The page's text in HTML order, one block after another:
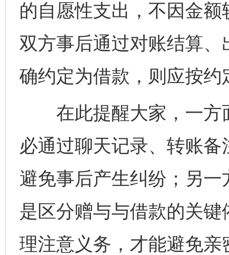
的自愿性支出，不因金
双方事后通过对账结算
确约定为借款，则应按
在此提醒大家，一方
必通过聊天记录、转账
避免事后产生纠纷；另
是区分赠与与借款的关
理注意义务，才能避免